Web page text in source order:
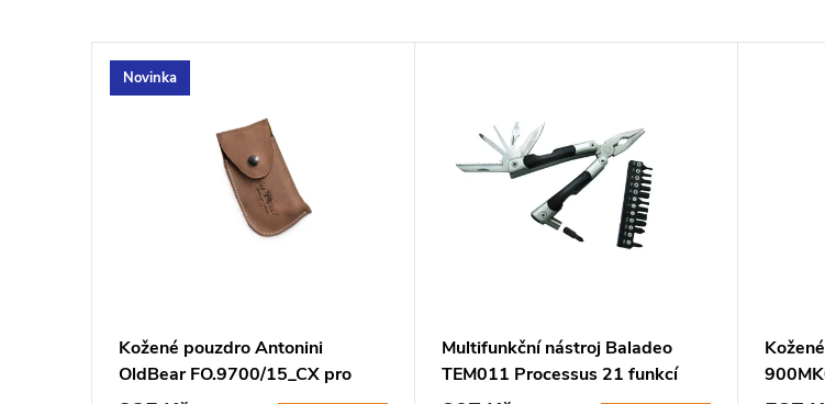
Novinka
Kožené pouzdro Antonini
OldBear FO.9700/15_CX pro
Multifunkční nástroj Baladeo
TEM011 Processus 21 funkcí